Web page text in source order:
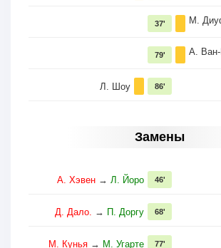
М.
37'
А. Ван-
79'
Л. Шоу 86'
Замены
А. Хэвен → Л. Йоро 46'
Д. Дало. → П. Доргу 68'
М. Кунья → М. Угарте 77'